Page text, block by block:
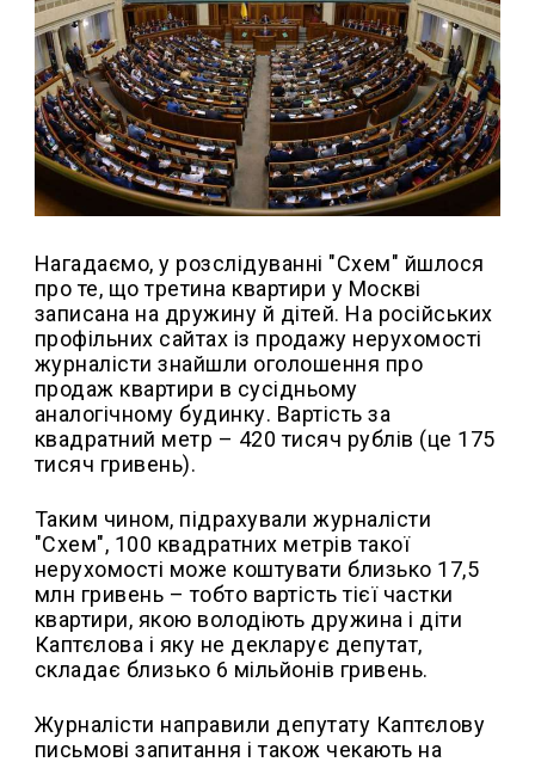
Нагадаємо, у розслідуванні "Схем" йшлося
про те, що третина квартири у Москві
записана на дружину й дітей. На російських
профільних сайтах із продажу нерухомості
журналісти знайшли оголошення про
продаж квартири в сусідньому
аналогічному будинку. Вартість за
квадратний метр – 420 тисяч рублів (це 175
тисяч гривень).
Таким чином, підрахували журналісти
"Схем", 100 квадратних метрів такої
нерухомості може коштувати близько 17,5
млн гривень – тобто вартість тієї частки
квартири, якою володіють дружина і діти
Каптєлова і яку не декларує депутат,
складає близько 6 мільйонів гривень.
Журналісти направили депутату Каптєлову
письмові запитання і також чекають на